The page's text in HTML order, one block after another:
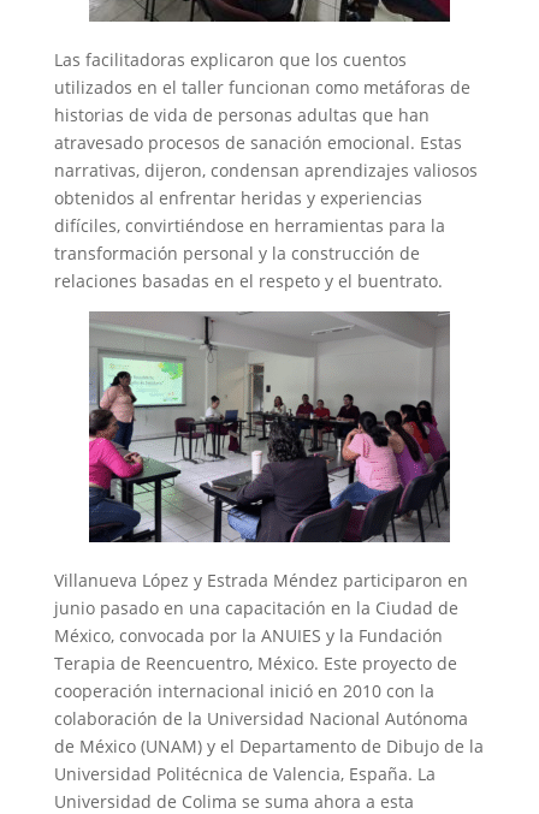
Las facilitadoras explicaron que los cuentos
utilizados en el taller funcionan como metáforas de
historias de vida de personas adultas que han
atravesado procesos de sanación emocional. Estas
narrativas, dijeron, condensan aprendizajes valiosos
obtenidos al enfrentar heridas y experiencias
difíciles, convirtiéndose en herramientas para la
transformación personal y la construcción de
relaciones basadas en el respeto y el buentrato.
Villanueva López y Estrada Méndez participaron en
junio pasado en una capacitación en la Ciudad de
México, convocada por la ANUIES y la Fundación
Terapia de Reencuentro, México. Este proyecto de
cooperación internacional inició en 2010 con la
colaboración de la Universidad Nacional Autónoma
de México (UNAM) y el Departamento de Dibujo de la
Universidad Politécnica de Valencia, España. La
Universidad de Colima se suma ahora a esta